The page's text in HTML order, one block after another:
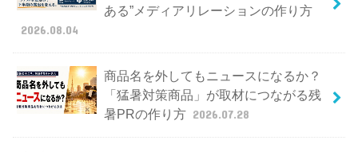
ある”メディアリレーションの作り方
2026.08.04
商品名を外してもニュースになるか？
「猛暑対策商品」が取材につながる残
暑PRの作り方 2026.07.28